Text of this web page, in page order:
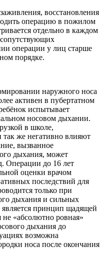
восстановления
операцию в пожилом
отдельно в каждом
операции у лиц старше
порядке.
наружного носа
активен в пубертатном
испытывает
носовом дыхании.
в школе,
же негативно влияют
вызванное
дыхания, может
Операции до 16 лет
оценки врачом
последствий для
только при
дыхания и сильных
принцип щадящей
не «абсолютно ровная»
дыхания до
возможна
носа после окончания